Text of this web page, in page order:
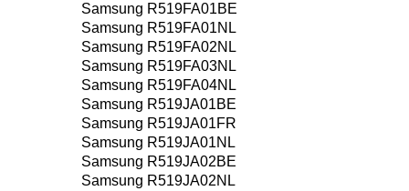
Samsung R519FA01BE
Samsung R519FA01NL
Samsung R519FA02NL
Samsung R519FA03NL
Samsung R519FA04NL
Samsung R519JA01BE
Samsung R519JA01FR
Samsung R519JA01NL
Samsung R519JA02BE
Samsung R519JA02NL